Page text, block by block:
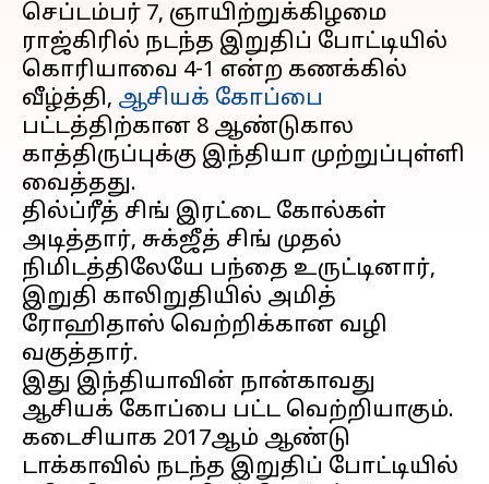
செப்டம்பர் 7, ஞாயிற்றுக்கிழமை
ராஜ்கிரில் நடந்த இறுதிப் போட்டியில்
கொரியாவை 4-1 என்ற கணக்கில்
வீழ்த்தி, ஆசியக் கோப்பை
பட்டத்திற்கான 8 ஆண்டுகால
காத்திருப்புக்கு இந்தியா முற்றுப்புள்ளி
வைத்தது.
தில்ப்ரீத் சிங் இரட்டை கோல்கள்
அடித்தார், சுக்ஜீத் சிங் முதல்
நிமிடத்திலேயே பந்தை உருட்டினார்,
இறுதி காலிறுதியில் அமித்
ரோஹிதாஸ் வெற்றிக்கான வழி
வகுத்தார்.
இது இந்தியாவின் நான்காவது
ஆசியக் கோப்பை பட்ட வெற்றியாகும்.
கடைசியாக 2017ஆம் ஆண்டு
டாக்காவில் நடந்த இறுதிப் போட்டியில்